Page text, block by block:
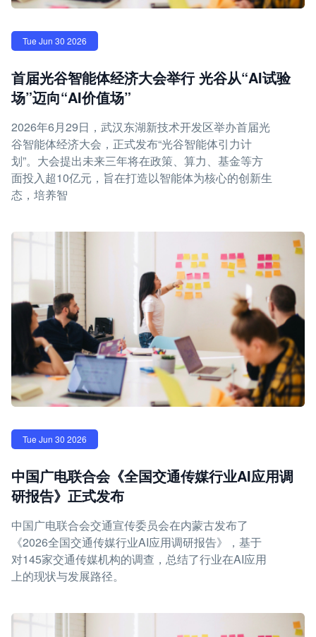
Tue Jun 30 2026
首届光谷智能体经济大会举行 光谷从“AI试验
场”迈向“AI价值场”
2026年6月29日，武汉东湖新技术开发区举办首届光
谷智能体经济大会，正式发布“光谷智能体引力计
划”。大会提出未来三年将在政策、算力、基金等方
面投入超10亿元，旨在打造以智能体为核心的创新生
态，培养智
Tue Jun 30 2026
中国广电联合会《全国交通传媒行业AI应用调
研报告》正式发布
中国广电联合会交通宣传委员会在内蒙古发布了
《2026全国交通传媒行业AI应用调研报告》，基于
对145家交通传媒机构的调查，总结了行业在AI应用
上的现状与发展路径。